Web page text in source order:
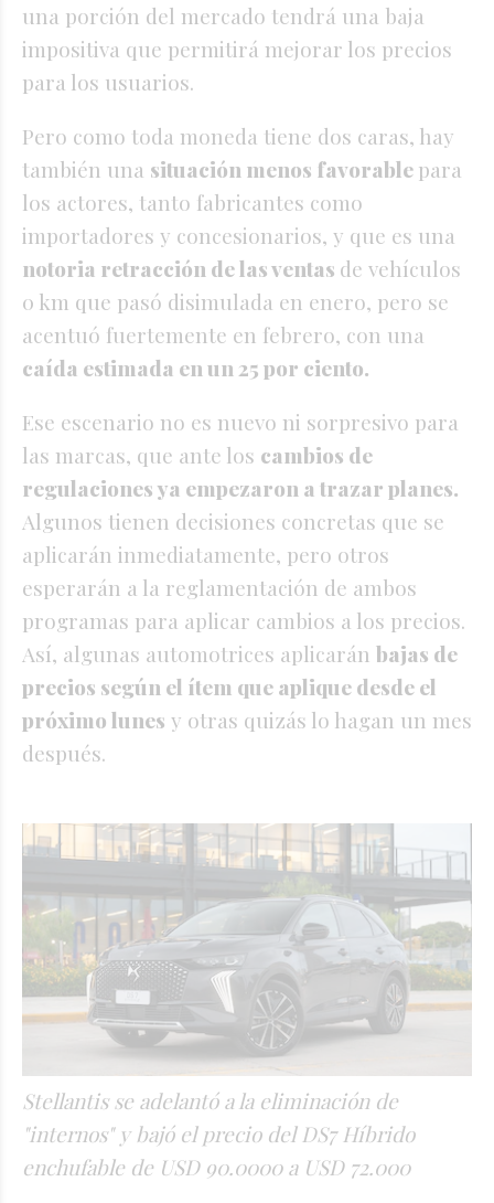
una porción del mercado tendrá una baja
impositiva que permitirá mejorar los precios
para los usuarios.
Pero como toda moneda tiene dos caras, hay
también una situación menos favorablepara
los actores, tanto fabricantes como
importadores y concesionarios, y que es una
notoria retracción de las ventas de vehículos
0 km que pasó disimulada en enero, pero se
acentuó fuertemente en febrero, con una
caída estimada en un 25 por ciento.
Ese escenario no es nuevo ni sorpresivo para
las marcas, que ante los cambios de
regulaciones ya empezaron a trazar planes.
Algunos tienen decisiones concretas que se
aplicarán inmediatamente, pero otros
esperarán a la reglamentación de ambos
programas para aplicar cambios a los precios.
Así, algunas automotrices aplicarán bajas de
precios según el ítem que aplique desde el
próximo lunes y otras quizás lo hagan un mes
después.
Stellantis se adelantó a la eliminación de
"internos" y bajó el precio del DS7 Híbrido
enchufable de USD 90.0000 a USD 72.000